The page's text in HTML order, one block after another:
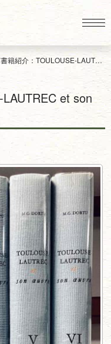
紹介：TOULOUSE-LAUTREC et son œuvre
et son